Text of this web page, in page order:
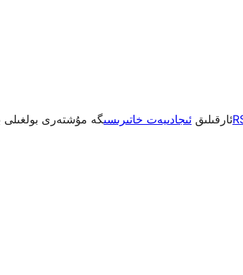
ئارقىلىق ئىجادىيەت خاتىرىسىگە مۇشتەرى بولغىلى